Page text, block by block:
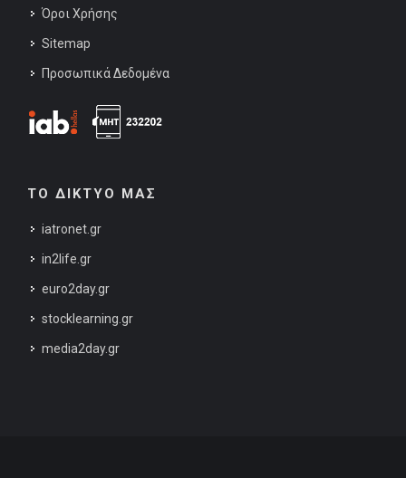
Όροι Χρήσης
Sitemap
Προσωπικά Δεδομένα
ΤΟ ΔΙΚΤΥΟ ΜΑΣ
iatronet.gr
in2life.gr
euro2day.gr
stocklearning.gr
media2day.gr